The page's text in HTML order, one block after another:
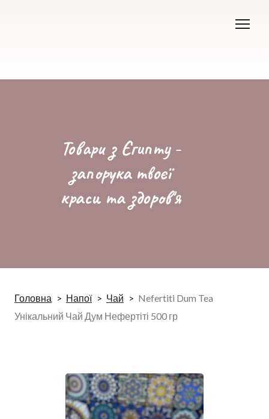
Товари з Єгипту -
запорука твоєї
краси та здоров'я
Головна Напої Чай
Nefertiti Dum Tea
Унікальний Чай Дум Нефертіті 500 гр